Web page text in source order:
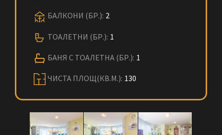
БАЛКОНИ (БР.): 2
ТОАЛЕТНИ (БР.): 1
БАНЯ С ТОАЛЕТНА (БР.): 1
ЧИСТА ПЛОЩ(КВ.М.): 130